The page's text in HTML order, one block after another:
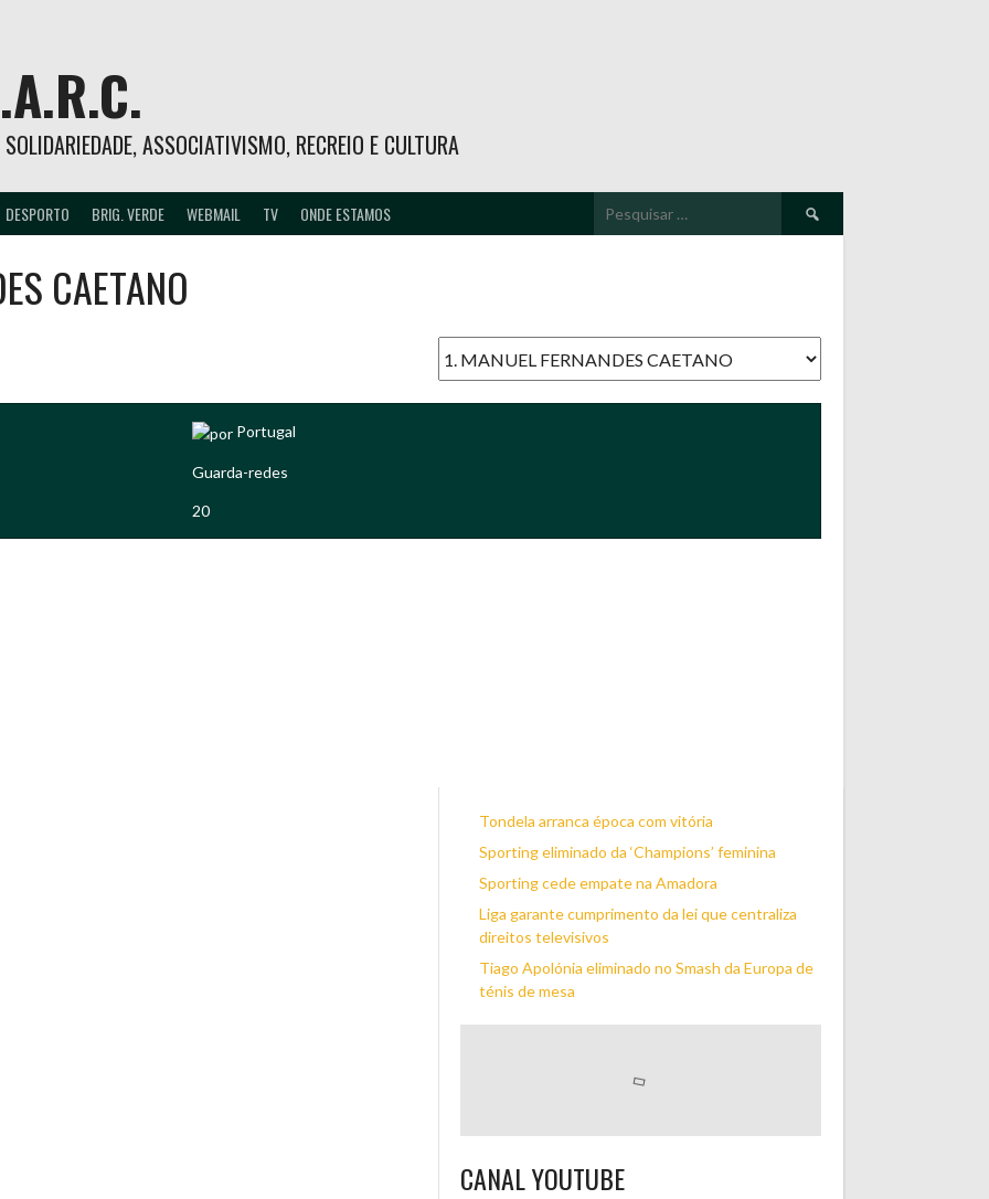
ASSOCIATIVISMO, RECREIO E CULTURA
DESPORTO BRIG. VERDE WEBMAIL TV ONDE ESTAMOS
Pesquisar
por:
CAETANO
Portugal
Guarda-redes
20
Tondela arranca época com vitória
Sporting eliminado da ‘Champions’ feminina
Sporting cede empate na Amadora
Liga garante cumprimento da lei que centraliza
direitos televisivos
Tiago Apolónia eliminado no Smash da Europa de
ténis de mesa
CANAL YOUTUBE